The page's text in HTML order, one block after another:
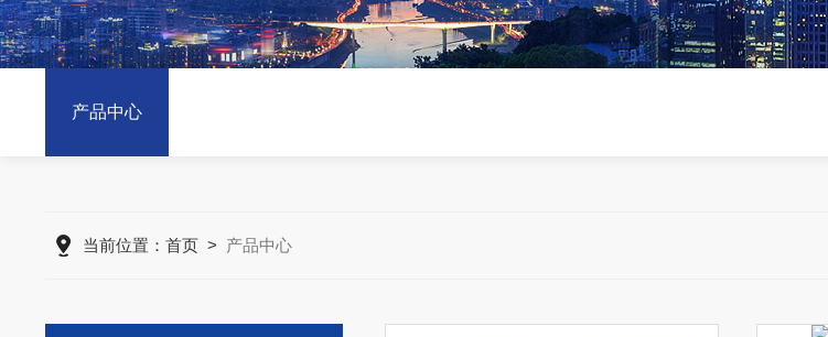
产品中心
当前位置： 首页> 产品中心